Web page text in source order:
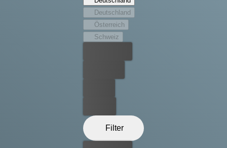
Deutschland
Österreich
Schweiz
Filter